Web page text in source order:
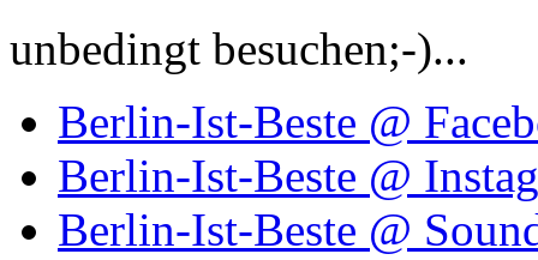
unbedingt besuchen;-)...
Berlin-Ist-Beste @
Berlin-Ist-Beste @
Berlin-Ist-Beste @